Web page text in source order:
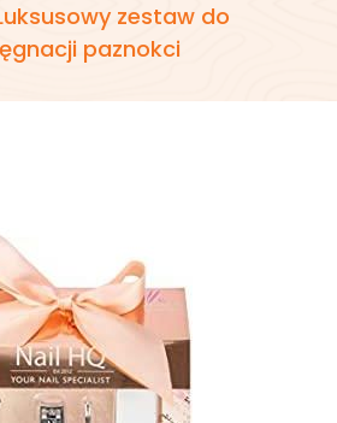
zestaw do
paznokci